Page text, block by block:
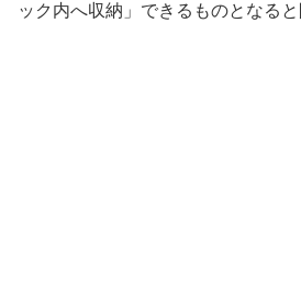
ック内へ収納」できるものとなると